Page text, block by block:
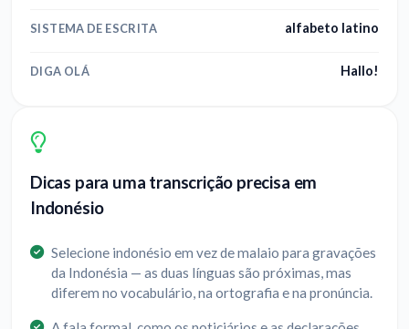
SISTEMA DE ESCRITA alfabeto latino
DIGA OLÁ Hallo!
Dicas para uma transcrição precisa em
Indonésio
Selecione indonésio em vez de malaio para gravações
da Indonésia — as duas línguas são próximas, mas
diferem no vocabulário, na ortografia e na pronúncia.